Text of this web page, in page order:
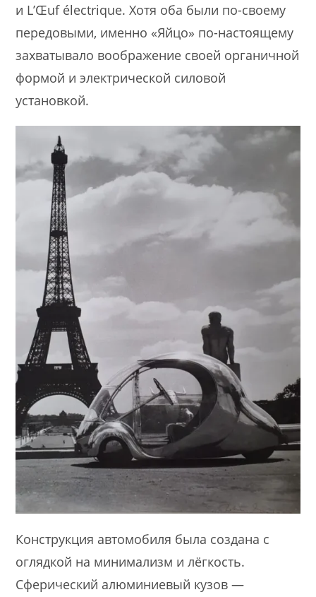
и L’Œuf électrique. Хотя оба были по-своему
передовыми, именно «Яйцо» по-настоящему
захватывало воображение своей органичной
формой и электрической силовой
установкой.
Конструкция автомобиля была создана с
оглядкой на минимализм и лёгкость.
Сферический алюминиевый кузов —